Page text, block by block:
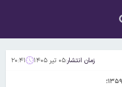
زمان انتشار:۰۵ تیر ۱۴۰۵ ۲۰:۴۱